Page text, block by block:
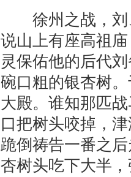
徐州之战，刘
说山上有座高祖
灵保佑他的后代
碗口粗的银杏树
大殿。谁知那匹
口把树头咬掉，
跪倒祷告一番之
杏树头吃下大半